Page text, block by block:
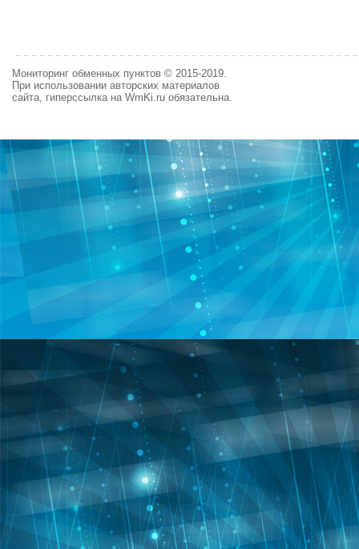
Мониторинг обменных пунктов © 2015-2019.
При использовании авторских материалов
сайта, гиперссылка на WmKi.ru обязательна.